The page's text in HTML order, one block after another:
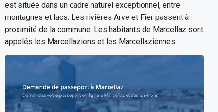
est située dans un cadre naturel exceptionnel, entre
montagnes et lacs. Les rivières Arve et Fier passent à
proximité de la commune. Les habitants de Marcellaz sont
appelés les Marcellaziens et les Marcellaziennes.